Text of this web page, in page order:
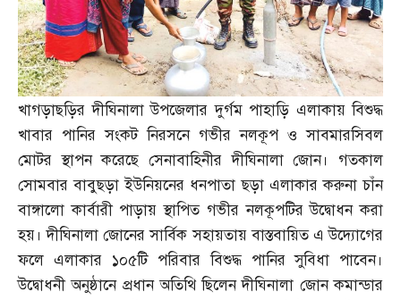
খাগড়াছড়ির দীঘিনালা উপজেলার দুর্গম পাহাড়ি এলাকায় বিশুদ্ধ
খাবার পানির সংকট নিরসনে গভীর নলকূপ ও সাবমারসিবল
মোটর স্থাপন করেছে সেনাবাহিনীর দীঘিনালা জোন। গতকাল
সোমবার বাবুছড়া ইউনিয়নের ধনপাতা ছড়া এলাকার করুনা চাঁন
বাঙ্গালো কার্বারী পাড়ায় স্থাপিত গভীর নলকূপটির উদ্বোধন করা
হয়। দীঘিনালা জোনের সার্বিক সহায়তায় বাস্তবায়িত এ উদ্যোগের
ফলে এলাকার ১০৫টি পরিবার বিশুদ্ধ পানির সুবিধা পাবেন।
উদ্বোধনী অনুষ্ঠানে প্রধান অতিথি ছিলেন দীঘিনালা জোন কমান্ডার